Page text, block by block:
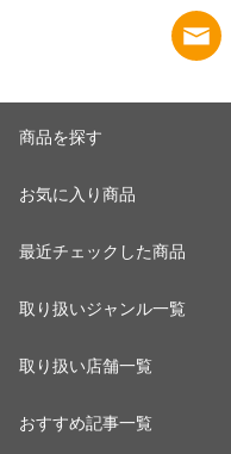
ット
涼し
商品を探す
お気に入り商品
最近チェックした商品
取り扱いジャンル一覧
取り扱い店舗一覧
おすすめ記事一覧